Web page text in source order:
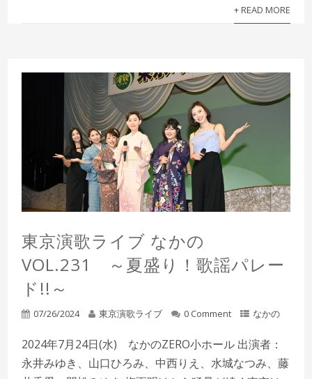
+ READ MORE
東京演歌ライブ なかの
VOL.231 ～夏盛り！歌謡パレー
ド!!～
07/26/2024 東京演歌ライブ 0 Comment なかの
2024年7月24日(水) なかのZERO小ホール 出演者：
永井みゆき、山口ひろみ、中西りえ、水城なつみ、藤